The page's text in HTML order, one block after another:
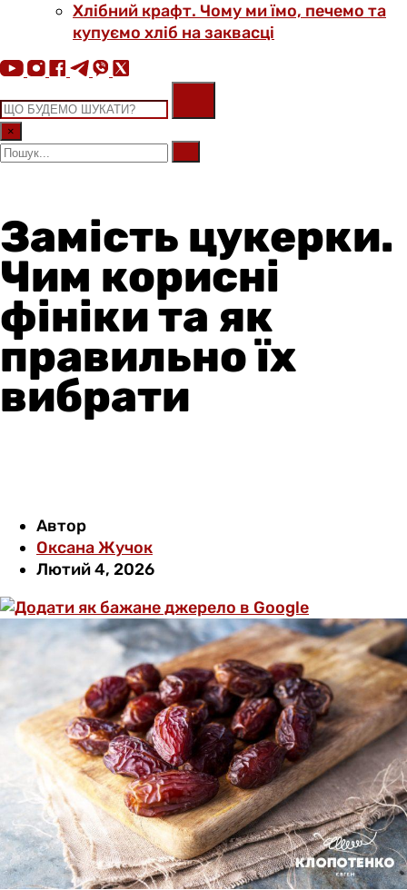
Хлібний крафт. Чому ми їмо, печемо та
купуємо хліб на заквасці
×
Замість цукерки.
Чим корисні
фініки та як
правильно їх
вибрати
Автор
Оксана Жучок
Лютий 4, 2026